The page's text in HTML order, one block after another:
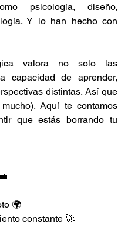
psicología, diseño,
Y lo han hecho con
valora no solo las
capacidad de aprender,
distintas. Así que
Aquí te contamos
que estás borrando tu
🌍
constante 🚀